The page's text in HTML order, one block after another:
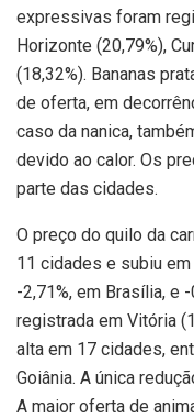
expressivas foram
Horizonte (20,79%),
(18,32%). Bananas
de oferta, em
caso da nanica,
devido ao calor. Os
parte das cidades.
O preço do quilo da
11 cidades e subiu
-2,71%, em Brasília, e
registrada em Vitória
alta em 17 cidades,
Goiânia. A única
A maior oferta de